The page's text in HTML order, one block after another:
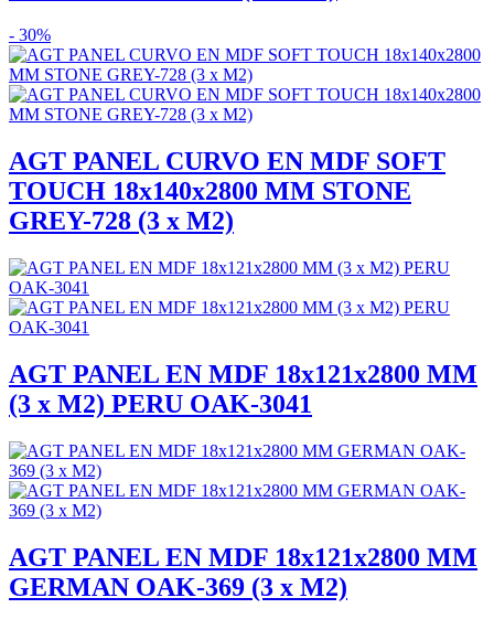
- 30%
AGT PANEL CURVO EN MDF SOFT
TOUCH 18x140x2800 MM STONE
GREY-728 (3 x M2)
AGT PANEL EN MDF 18x121x2800 MM
(3 x M2) PERU OAK-3041
AGT PANEL EN MDF 18x121x2800 MM
GERMAN OAK-369 (3 x M2)